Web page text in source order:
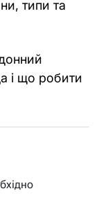
типи та
і що робити